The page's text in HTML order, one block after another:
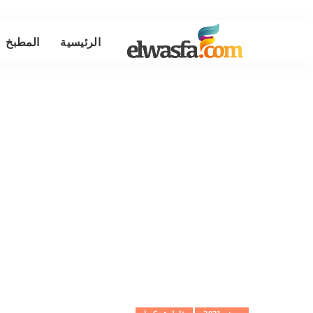
الرئيسية المطبخ